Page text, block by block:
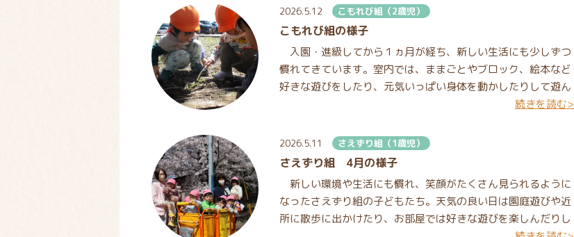
2026.5.12 こもれび組（2歳児）
こもれび組の様子
入園・進級してから１ヵ月が経ち、新しい生活にも少しずつ
慣れてきています。室内では、ままごとやブロック、絵本など
好きな遊びをしたり、元気いっぱい身体を動かしたりして遊ん
続きを読む>
2026.5.11 さえずり組（1歳児）
さえずり組 4月の様子
新しい環境や生活にも慣れ、笑顔がたくさん見られるように
なったさえずり組の子どもたち。天気の良い日は園庭遊びや近
所に散歩に出かけたり、お部屋では好きな遊びを楽しんだりし